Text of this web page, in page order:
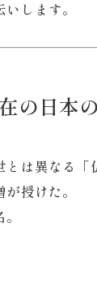
します。
の日本
とは異なる「
授けた。